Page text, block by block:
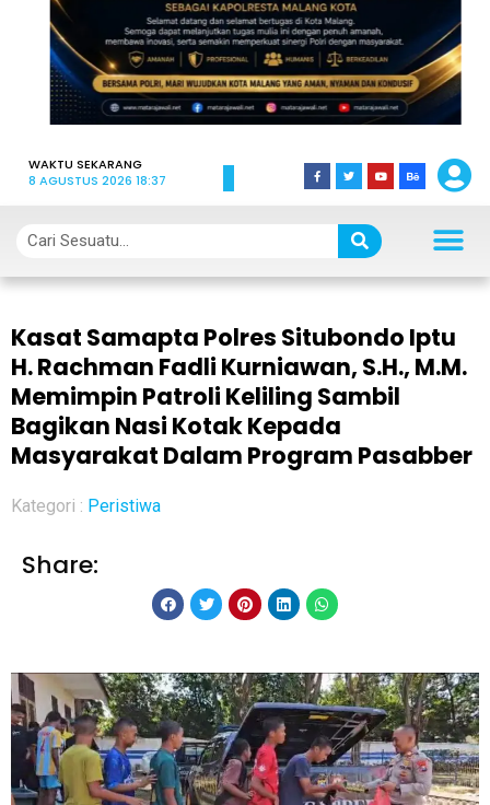
WAKTU SEKARANG
8 AGUSTUS 2026 18:37
Kasat Samapta Polres Situbondo Iptu
H. Rachman Fadli Kurniawan, S.H., M.M.
Memimpin Patroli Keliling Sambil
Bagikan Nasi Kotak Kepada
Masyarakat Dalam Program Pasabber
Kategori : Peristiwa
Share: